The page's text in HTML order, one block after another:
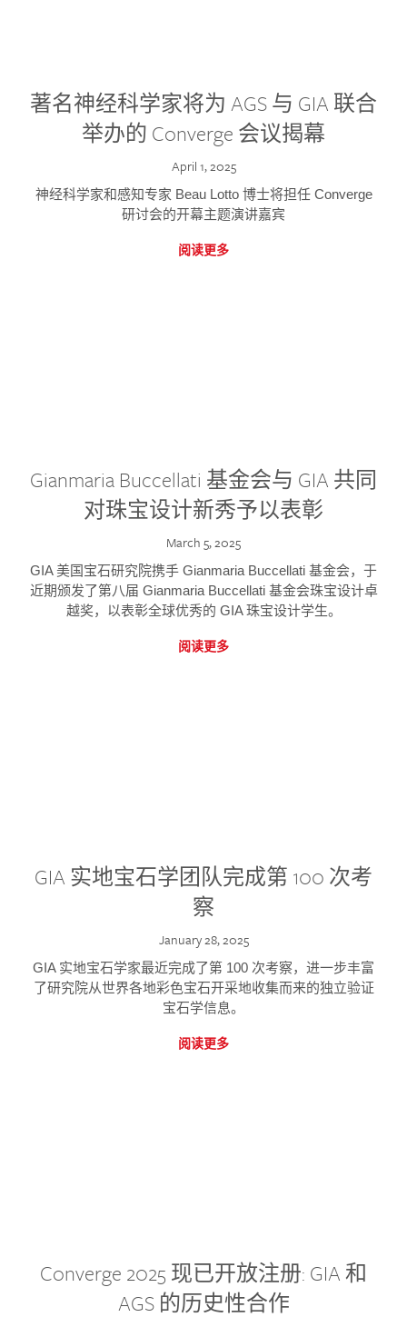
著名神经科学家将为 AGS 与 GIA 联合
举办的 Converge 会议揭幕
April 1, 2025
神经科学家和感知专家 Beau Lotto 博士将担任 Converge
研讨会的开幕主题演讲嘉宾
阅读更多
Gianmaria Buccellati 基金会与 GIA 共同
对珠宝设计新秀予以表彰
March 5, 2025
GIA 美国宝石研究院携手 Gianmaria Buccellati 基金会，于
近期颁发了第八届 Gianmaria Buccellati 基金会珠宝设计卓
越奖，以表彰全球优秀的 GIA 珠宝设计学生。
阅读更多
GIA 实地宝石学团队完成第 100 次考
察
January 28, 2025
GIA 实地宝石学家最近完成了第 100 次考察，进一步丰富
了研究院从世界各地彩色宝石开采地收集而来的独立验证
宝石学信息。
阅读更多
Converge 2025 现已开放注册: GIA 和
AGS 的历史性合作